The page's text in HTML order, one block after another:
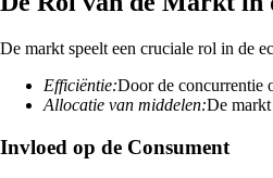
De markt speelt een cruciale rol in de
Efficiëntie:Door de concurrentie
Allocatie van middelen:De
Invloed op de Consument